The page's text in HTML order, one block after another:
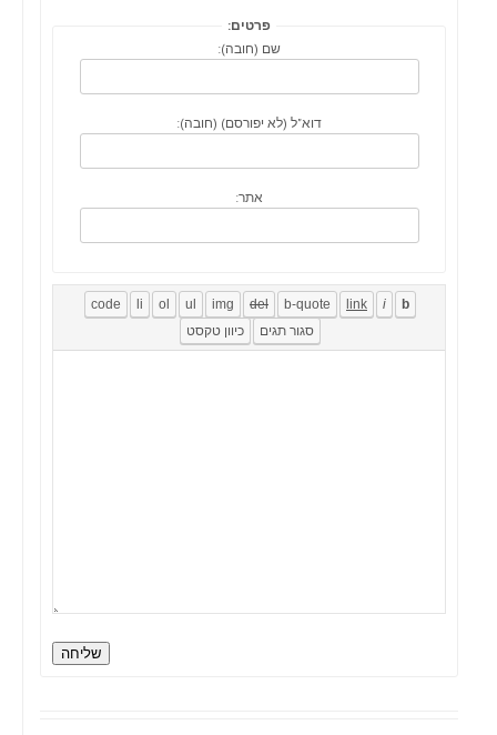
פרטים:
שם (חובה):
דוא"ל (לא יפורסם) (חובה):
אתר:
שליחה